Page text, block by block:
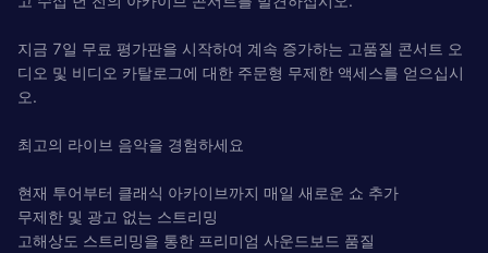
지금 7일 무료 평가판을 시작하여 계속 증가하는 고품질 콘서트 오
디오 및 비디오 카탈로그에 대한 주문형 무제한 액세스를 얻으십시
오.
최고의 라이브 음악을 경험하세요
현재 투어부터 클래식 아카이브까지 매일 새로운 쇼 추가
무제한 및 광고 없는 스트리밍
고해상도 스트리밍을 통한 프리미엄 사운드보드 품질